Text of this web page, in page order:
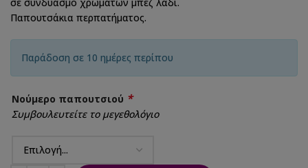
σε συνδυασμό χρωμάτων μπεζ λαδί.
Παπουτσάκια περπατήματος.
Παράδοση σε 10 ημέρες περίπου
Νούμερο παπουτσιού *
Συμβουλευτείτε το μεγεθολόγιο